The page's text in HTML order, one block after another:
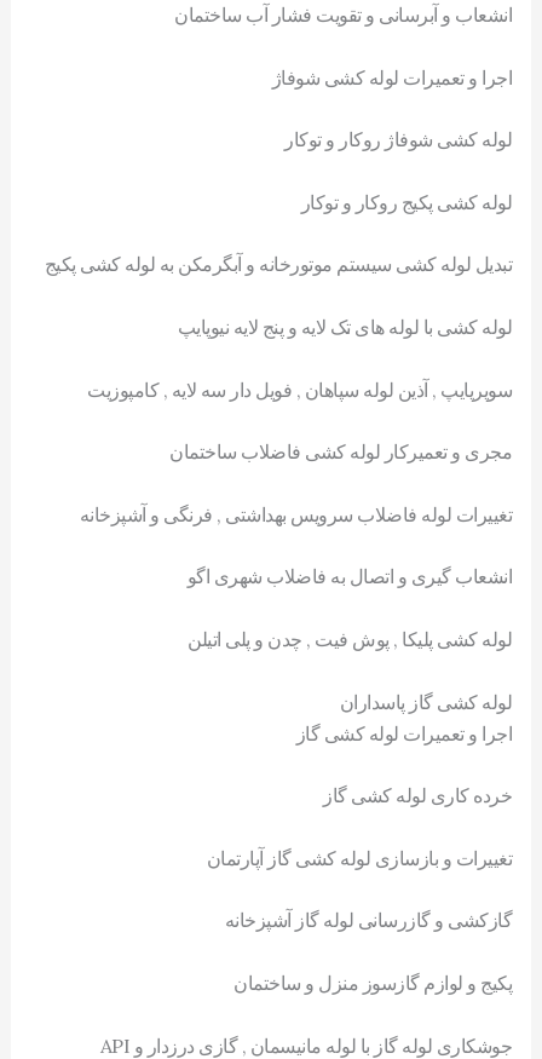
انشعاب و آبرسانی و تقویت فشار آب ساختمان
اجرا و تعمیرات لوله کشی شوفاژ
لوله کشی شوفاژ روکار و توکار
لوله کشی پکیج روکار و توکار
تبدیل لوله کشی سیستم موتورخانه و آبگرمکن به لوله کشی پکیج
لوله کشی با لوله های تک لایه و پنج لایه نیوپایپ
سوپرپایپ , آذین لوله سپاهان , فویل دار سه لایه , کامپوزیت
مجری و تعمیرکار لوله کشی فاضلاب ساختمان
تغییرات لوله فاضلاب سرویس بهداشتی , فرنگی و آشپزخانه
انشعاب گیری و اتصال به فاضلاب شهری اگو
لوله کشی پلیکا , پوش فیت , چدن و پلی اتیلن
لوله کشی گاز پاسداران
اجرا و تعمیرات لوله کشی گاز
خرده کاری لوله کشی گاز
تغییرات و بازسازی لوله کشی گاز آپارتمان
گازکشی و گازرسانی لوله گاز آشپزخانه
پکیج و لوازم گازسوز منزل و ساختمان
جوشکاری لوله گاز با لوله مانیسمان , گازی درزدار و API